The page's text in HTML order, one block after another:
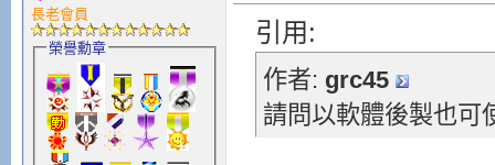
長老會員
榮譽勳章
引用:
作者: grc45
請問以軟體後製也可